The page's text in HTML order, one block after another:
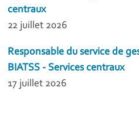
centraux
22 juillet 2026
Responsable du service de
BIATSS - Services centraux
17 juillet 2026